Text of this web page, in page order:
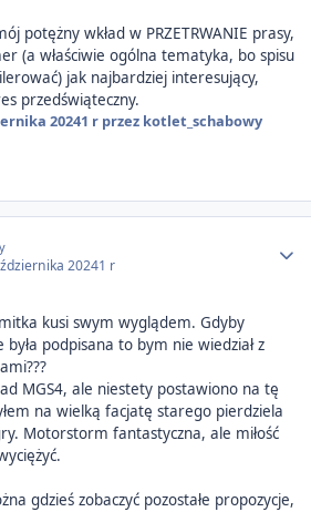
potężny wkład w PRZETRWANIE prasy,
(a właściwie ogólna tematyka, bo spisu
jak najbardziej interesujący,
przedświąteczny.
20241 r przez kotlet_schabowy
20241 r
kusi swym wyglądem. Gdyby
była podpisana to bym nie wiedział z
MGS4, ale niestety postawiono na tę
na wielką facjatę starego pierdziela
Motorstorm fantastyczna, ale miłość
gdzieś zobaczyć pozostałe propozycje,